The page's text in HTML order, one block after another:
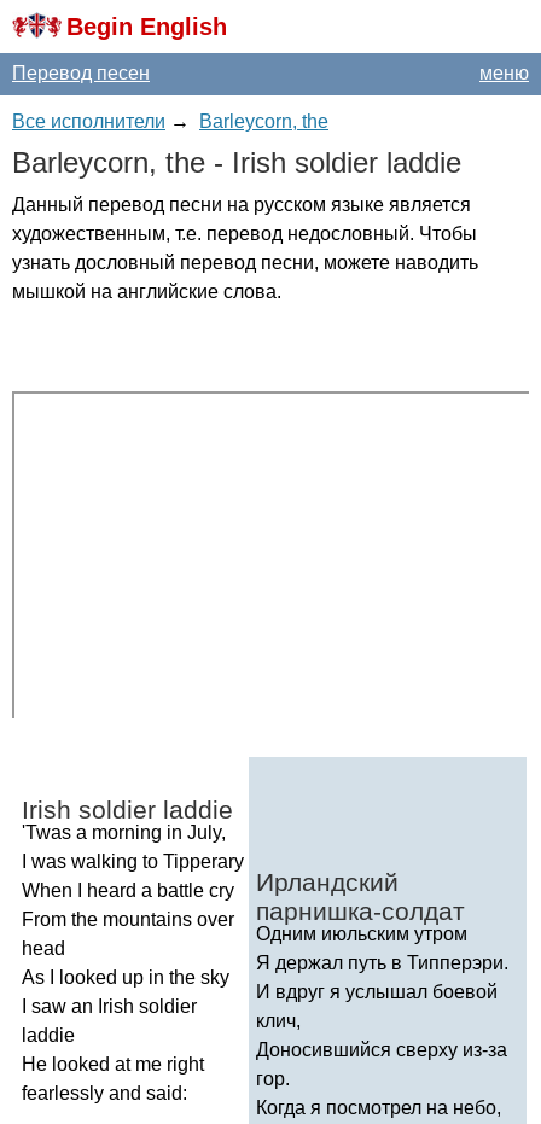
Begin English
меню
Перевод песен
Все исполнители → Barleycorn, the
Barleycorn, the - Irish soldier laddie
Данный перевод песни на русском языке является
художественным, т.е. перевод недословный. Чтобы
узнать дословный перевод песни, можете наводить
мышкой на английские слова.
Irish soldier laddie
'Twas a morning in July,
was walking to Tipperary
When
heard a battle cry
From the mountains over
head
As
looked up in the sky
saw an Irish soldier
laddie
He looked at me right
fearlessly and said:
Ирландский
парнишка-солдат
Одним июльским утром
Я держал путь в Типперэри.
И вдруг я услышал боевой
клич,
Доносившийся сверху из-за
гор.
Когда я посмотрел на небо,